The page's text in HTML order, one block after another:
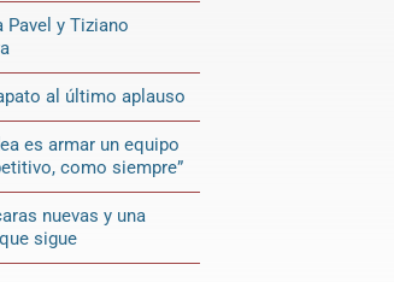
Pavel y Tiziano
al último aplauso
es armar un equipo
como siempre”
nuevas y una
sigue